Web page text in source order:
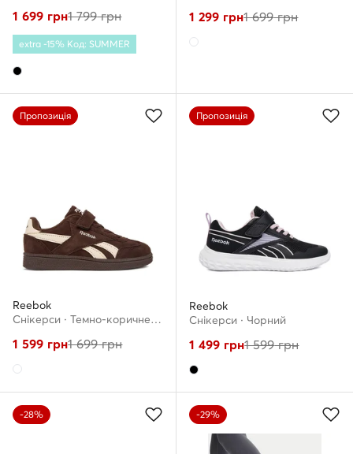
1 699 грн1 799грн
extra -15% Код: SUMMER
1 299 грн1 699грн
Пропозиція
Reebok
Снікерcи · Темно-коричневий
1 599 грн1 699грн
Пропозиція
Reebok
Снікерcи · Чорний
1 499 грн1 599грн
-28% -29%